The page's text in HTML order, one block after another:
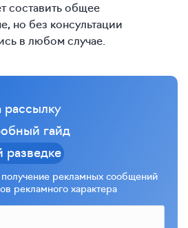
составить общее
но без консультации
в любом случае.
гайд
разведке
получение рекламных сообщений
рекламного характера